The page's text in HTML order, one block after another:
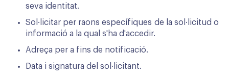
seva identitat.
Sol·licitar per raons específiques de la sol·licitud o
informació a la qual s'ha d'accedir.
Adreça per a fins de notificació.
Data i signatura del sol·licitant.